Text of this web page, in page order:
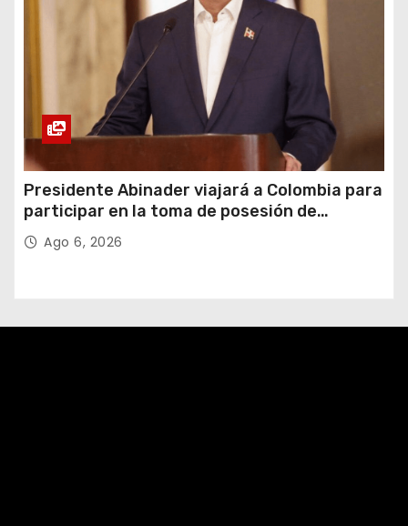
Presidente Abinader viajará a Colombia para
participar en la toma de posesión de
Abelardo de la Espriella
Ago 6, 2026